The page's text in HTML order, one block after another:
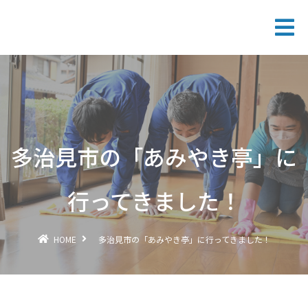
多治見市の「あみやき亭」に
行ってきました！
HOME 多治見市の「あみやき亭」に行ってきました！